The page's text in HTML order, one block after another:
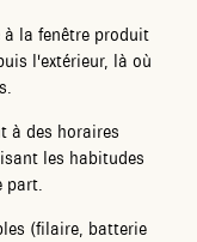
la fenêtre produit
l'extérieur, là où
à des horaires
les habitudes
part.
(filaire, batterie